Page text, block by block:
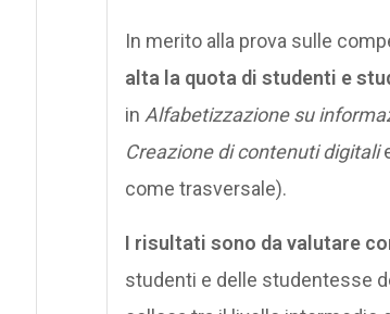
In merito alla prova sulle
alta la quota di studenti e
in Alfabetizzazione su
Creazione di contenuti digitali
come trasversale).
I risultati sono da valutare
studenti e delle studentesse